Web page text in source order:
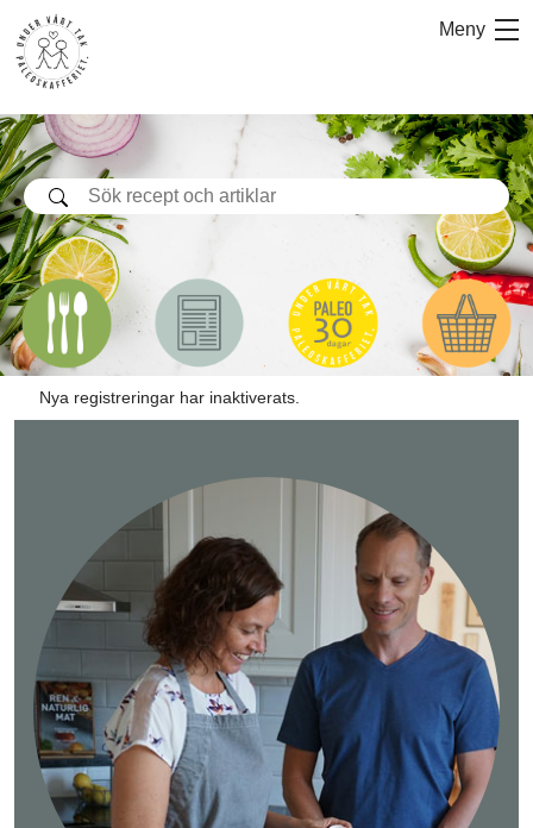
innehåll
Meny
Nya registreringar har inaktiverats.